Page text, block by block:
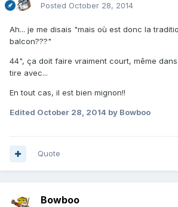
Posted October 28, 2014
Ah... je me disais "mais où est donc la
balcon???"
44", ça doit faire vraiment court, même
tire avec...
En tout cas, il est bien mignon!!
Edited October 28, 2014 by Bowboo
Quote
Bowboo